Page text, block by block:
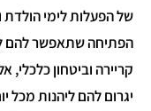
של הפעלות לימי הולדת
הפתיחה שתאפשר להם
קריירה וביטחון
יגרום להם ליהנות מכל